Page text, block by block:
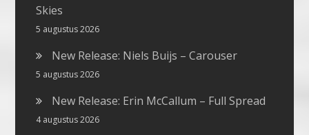
Skies
5 augustus 2026
New Release: Niels Buijs – Carouser
5 augustus 2026
New Release: Erin McCallum – Full Spread
4 augustus 2026